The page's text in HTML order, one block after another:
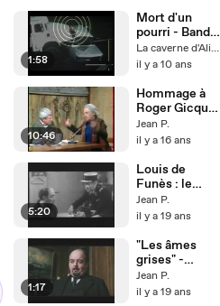
1:58
Mort d'un
pourri - Bande
Annonce du
Film Alain
bY ZapMan69
La caverne d'AlizaP, ZapMan69 Made In ZapLanD...
il y a 10 ans
10:46
Hommage à
Roger Gicquel
(avec Félix
Leclerc)
Jean P.
il y a 16 ans
5:20
Louis de
Funès : le
Gendarme en
noir et blanc
Jean P.
il y a 19 ans
1:17
"Les âmes
grises" -
Villeret/Marie
lle
Jean P.
il y a 19 ans